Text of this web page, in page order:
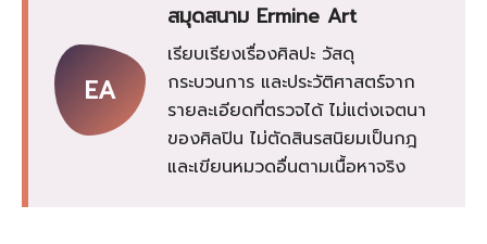
EA
สมุดสนาม Ermine Art
เรียบเรียงเรื่องศิลปะ วัสดุ
กระบวนการ และประวัติศาสตร์จาก
รายละเอียดที่ตรวจได้ ไม่แต่งเจตนา
ของศิลปิน ไม่ตัดสินรสนิยมเป็นกฎ
และเขียนหมวดอื่นตามเนื้อหาจริง